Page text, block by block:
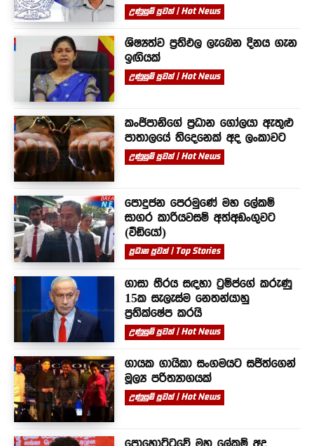
උණුසුම් පුවත් | Hot News
ශිෂ්‍යත්ව ප්‍රතිඵල ලැබෙන දිනය ගැන
ඉඟියක්
උණුසුම් පුවත් | Hot News
කංජිපානිගේ ප්‍රධාන ගෝලයා ඇතුළු
පාතාලයේ තිදෙනෙක් අද ලංකාවට
උණුසුම් පුවත් | Hot News
පොදුජන පෙරමුණේ මහ ලේකම්
සාගර කාරියවසම් අත්අඩංගුවට
(වීඩියෝ)
ප්‍රධාන පුවත් | Top Stories
ගාසා තීරය සඳහා ට්‍රම්ප්ගේ කරුණු
15ක සැලැස්ම නෙතන්යාහු
ප්‍රතික්ෂේප කරයි
උණුසුම් පුවත් | Hot News
ගායක ගායිකා සංගමයට සජිත්ගෙන්
මූල්‍ය පරිත්‍යාගයක්
උණුසුම් පුවත් | Hot News